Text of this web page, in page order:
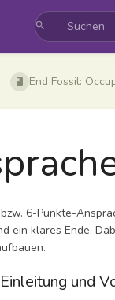
End Fossil:
6-Punkte-
ein klares Ende.
und